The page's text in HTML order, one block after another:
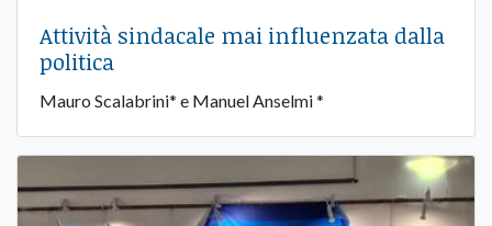
Attività sindacale mai influenzata dalla
politica
Mauro Scalabrini* e Manuel Anselmi *